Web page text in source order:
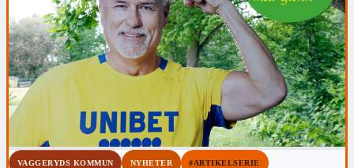
VAGGERYDS KOMMUN NYHETER #ARTIKELSERIE